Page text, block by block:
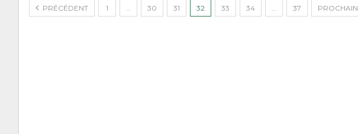
PRÉCÉDENT 1 … 30 31 32 33 34 … 37 PROCHAIN